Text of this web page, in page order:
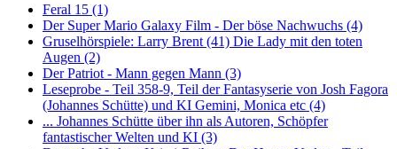
Feral 15 (1)
Der Super Mario Galaxy Film - Der böse Nachwuchs (4)
Gruselhörspiele: Larry Brent (41) Die Lady mit den toten
Augen (2)
Der Patriot - Mann gegen Mann (3)
Leseprobe - Teil 358-9, Teil der Fantasyserie von Josh Fagora
(Johannes Schütte) und KI Gemini, Monica etc (4)
... Johannes Schütte über ihn als Autoren, Schöpfer
fantastischer Welten und KI (3)